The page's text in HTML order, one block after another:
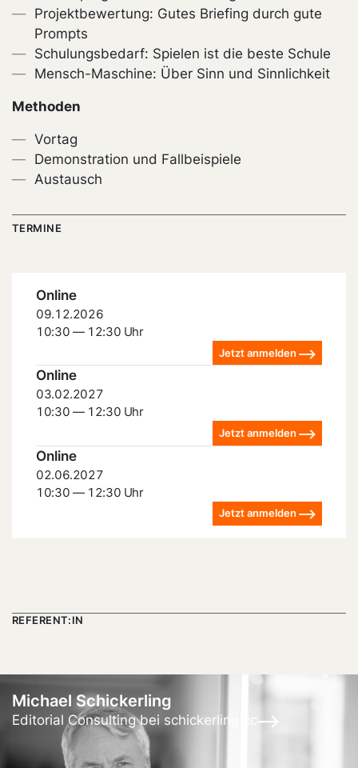
Projektbewertung: Gutes Briefing durch gute
Prompts
Schulungsbedarf: Spielen ist die beste Schule
Mensch-Maschine: Über Sinn und Sinnlichkeit
Methoden
Vortag
Demonstration und Fallbeispiele
Austausch
TERMINE
09.12.2026
10:30 — 12:30 Uhr
Online
Jetzt anmelden
03.02.2027
10:30 — 12:30 Uhr
Online
Jetzt anmelden
02.06.2027
10:30 — 12:30 Uhr
Online
Jetzt anmelden
REFERENT:IN
Michael Schickerling
Editorial Consulting bei schickerling.cc